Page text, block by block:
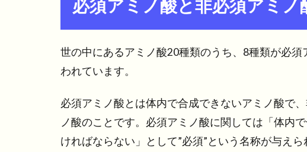
必須アミノ酸と非必須アミノ
世の中にあるアミノ酸20種類のうち、8種類が必
われています。
必須アミノ酸とは体内で合成できないアミノ酸で
ノ酸のことです。必須アミノ酸に関しては「体内
ければならない」として”必須”という名称が与え